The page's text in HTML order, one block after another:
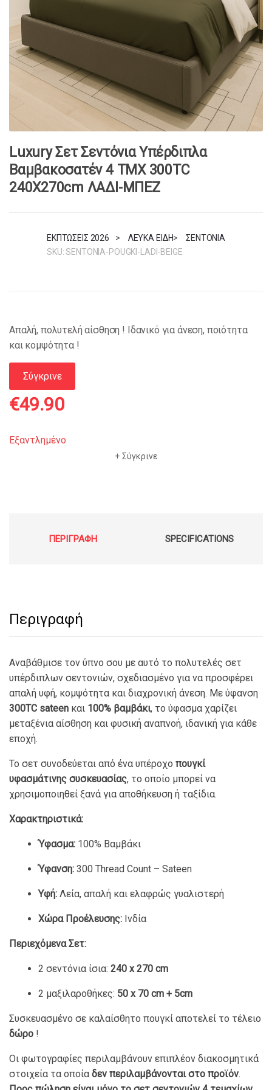
Luxury Σετ Σεντόνια Υπέρδιπλα
Βαμβακοσατέν 4 ΤΜΧ 300TC
240X270cm ΛΑΔΙ-ΜΠΕΖ
ΕΚΠΤΩΣΕΙΣ 2026 > ΛΕΥΚΑ ΕΙΔΗ>
ΣΕΝΤΟΝΙΑ
SKU:SENTONIA-POUGKI-LADI-BEIGE
Απαλή, πολυτελή αίσθηση ! Ιδανικό για άνεση, ποιότητα
και κομψότητα !
Σύγκρινε
€49.90
Εξαντλημένο
Σύγκρινε
ΠΕΡΙΓΡΑΦΉ SPECIFICATIONS
Περιγραφή
Αναβάθμισε τον ύπνο σου με αυτό το πολυτελές σετ
υπέρδιπλων σεντονιών, σχεδιασμένο για να προσφέρει
απαλή υφή, κομψότητα και διαχρονική άνεση. Με ύφανση
300TC sateen και 100% βαμβάκι, το ύφασμα χαρίζει
μεταξένια αίσθηση και φυσική αναπνοή, ιδανική για κάθε
εποχή.
Το σετ συνοδεύεται από ένα υπέροχο πουγκί
υφασμάτινης συσκευασίας, το οποίο μπορεί να
χρησιμοποιηθεί ξανά για αποθήκευση ή ταξίδια.
Χαρακτηριστικά:
Ύφασμα: 100% Βαμβάκι
Ύφανση: 300 Thread Count – Sateen
Υφή: Λεία, απαλή και ελαφρώς γυαλιστερή
Χώρα Προέλευσης: Ινδία
Περιεχόμενα Σετ:
2 σεντόνια ίσια: 240 x 270 cm
2 μαξιλαροθήκες: 50 x 70 cm + 5cm
Συσκευασμένο σε καλαίσθητο πουγκί αποτελεί το τέλειο
δώρο !
Οι φωτογραφίες περιλαμβάνουν επιπλέον διακοσμητικά
στοιχεία τα οποία δεν περιλαμβάνονται στο προϊόν.